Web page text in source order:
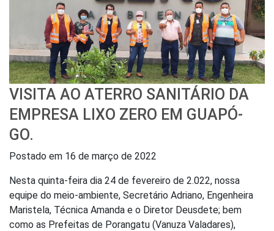
VISITA AO ATERRO SANITÁRIO DA
EMPRESA LIXO ZERO EM GUAPÓ-
GO.
Postado em 16 de março de 2022
Nesta quinta-feira dia 24 de fevereiro de 2.022, nossa
equipe do meio-ambiente, Secretário Adriano, Engenheira
Maristela, Técnica Amanda e o Diretor Deusdete; bem
como as Prefeitas de Porangatu (Vanuza Valadares),